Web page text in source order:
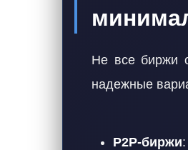
Не все биржи
надежные
P2P-биржи